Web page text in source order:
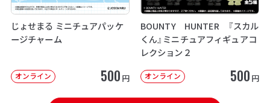
じょせまる ミニチュアパッケ
ージチャーム
オンライン 500 円
BOUNTY HUNTER 『スカル
くん』ミニチュアフィギュアコ
レクション２
オンライン 500 円